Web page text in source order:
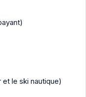
le ski nautique)